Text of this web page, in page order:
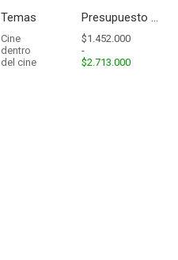
Temas
Cine
dentro
del cine
Presupuesto - Ingresos
$1.452.000
-
$2.713.000